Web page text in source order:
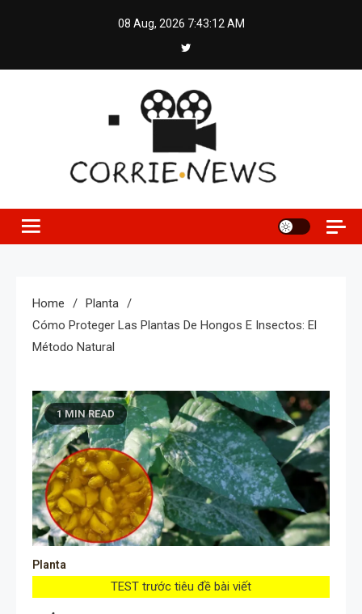
08 Aug, 2026 7:43:13 AM
Home
Planta
Cómo Proteger Las Plantas De Hongos E Insectos: El
Método Natural
1 MIN READ
Planta
TEST trước tiêu đề bài viết